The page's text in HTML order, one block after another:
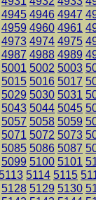
4945 4946 4947
4959 4960 4961
4973 4974 4975
4987 4988 4989
5001 5002 5003
5015 5016 5017
5029 5030 5031
5043 5044 5045
5057 5058 5059
5071 5072 5073
5085 5086 5087
5099 5100 5101
5114 5115
5128 5129 5130